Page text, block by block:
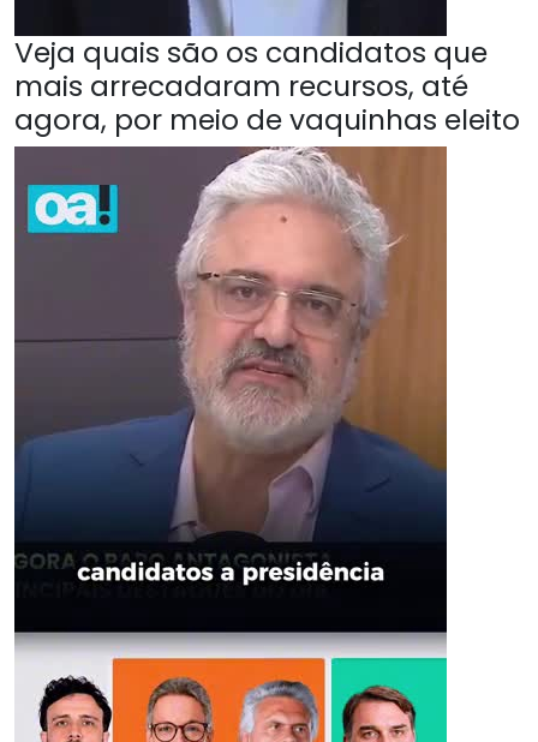
Veja quais são os candidatos que
mais arrecadaram recursos, até
agora, por meio de vaquinhas eleito